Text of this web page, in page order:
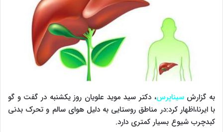
به گزارشسیناپرس، دکتر سید موید علویان روز یکشنبه در گفت و گو
با ایرنا،اظهار کرد:در مناطق روستایی به دلیل هوای سالم و تحرک بدنی
کبدچرب شیوع بسیار کمتری دارد.